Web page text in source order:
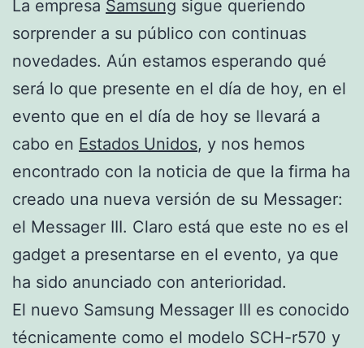
La empresa Samsung sigue queriendo
sorprender a su público con continuas
novedades. Aún estamos esperando qué
será lo que presente en el día de hoy, en el
evento que en el día de hoy se llevará a
cabo en Estados Unidos, y nos hemos
encontrado con la noticia de que la firma ha
creado una nueva versión de su Messager:
el Messager III. Claro está que este no es el
gadget a presentarse en el evento, ya que
ha sido anunciado con anterioridad.
El nuevo Samsung Messager III es conocido
técnicamente como el modelo SCH-r570 y